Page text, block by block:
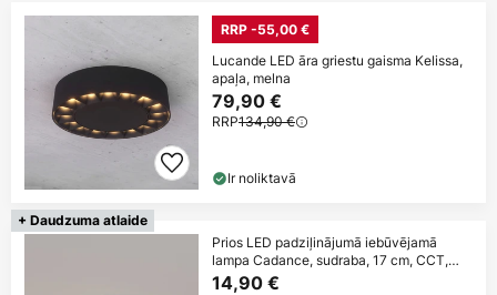
RRP -55,00 €
Lucande LED āra griestu gaisma Kelissa,
apaļa, melna
79,90 €
RRP134,90 €
Ir noliktavā
+ Daudzuma atlaide
Prios LED padziļinājumā iebūvējamā
lampa Cadance, sudraba, 17 cm, CCT,
IP44
14,90 €